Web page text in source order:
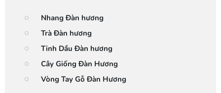
Nhang Đàn hương
Trà Đàn hương
Tinh Dầu Đàn hương
Cây Giống Đàn Hương
Vòng Tay Gỗ Đàn Hương